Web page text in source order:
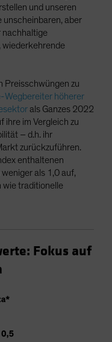
und unseren
unscheinbaren, aber
nachhaltige
wiederkehrende
Preisschwüngen zu
Wegbereiter höherer
als Ganzes 2022
ihre im Vergleich zu
– d.h. ihr
zurückzuführen.
enthaltenen
als 1,0 auf,
wie traditionelle
Fokus auf